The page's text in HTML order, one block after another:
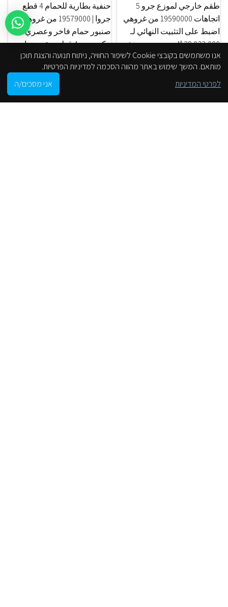
جروهي
طقم خارجي لموزع جرو 5
اتجاهات 19590000 من غروهي
اضبط على التثبيت النهائي لـ
033,000 29 لا يوجد جسد مخفي
جروهي
حنفية بطارية للحمام 4 قطع
جروا | 19579000 من غروهي
صنبور حمام فاخر وعصري
مكون من 4 قطع بمقبض واحد
אנו משתמשים בקובצי Cookie לשיפור החוויה, ניתוח תנועה והצגת תוכן
מותאם. המשך שימוש באתר מהווה הסכמה למדיניות הפרטיות.
לפרטי המדיניות
אני מסכים/ה
My account הסניפים שלנו